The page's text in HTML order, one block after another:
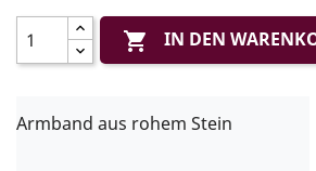
 IN DEN
Armband aus rohem Stein